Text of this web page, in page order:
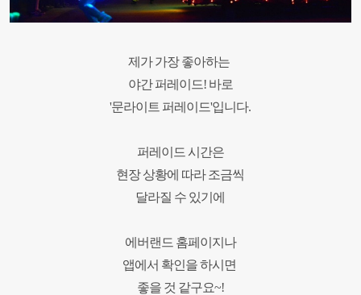
제가 가장 좋아하는
야간 퍼레이드! 바로
'문라이트 퍼레이드'입니다.
퍼레이드 시간은
현장 상황에 따라조금씩
달라질 수 있기에
에버랜드 홈페이지나
앱에서 확인을하시면
좋을 것 같구요~!